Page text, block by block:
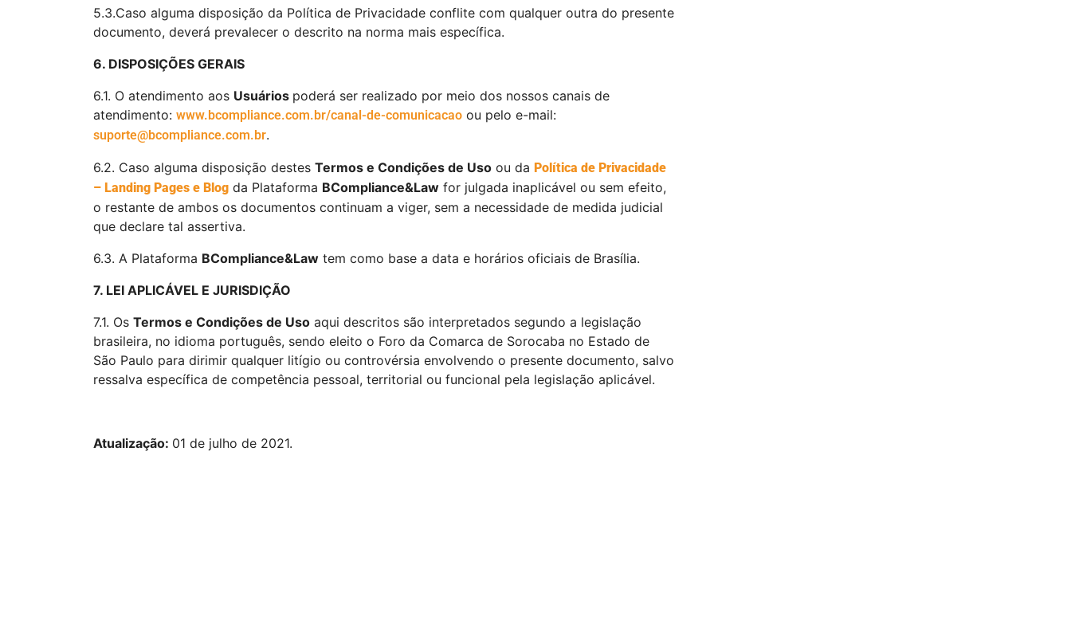
5.3.Caso alguma disposição da Política de Privacidade conflite com qualquer outra do presente
documento, deverá prevalecer o descrito na norma mais específica.
6. DISPOSIÇÕES GERAIS
6.1. O atendimento aos Usuários poderá ser realizado por meio dos nossos canais de
atendimento: www.bcompliance.com.br/canal-de-comunicacao ou pelo e-mail:
suporte@bcompliance.com.br.
6.2. Caso alguma disposição destes Termos e Condições de Uso ou da Política de Privacidade
– Landing Pages e Blog da Plataforma BCompliance&Law for julgada inaplicável ou sem efeito,
o restante de ambos os documentos continuam a viger, sem a necessidade de medida judicial
que declare tal assertiva.
6.3. A Plataforma BCompliance&Law tem como base a data e horários oficiais de Brasília.
7. LEI APLICÁVEL E JURISDIÇÃO
7.1. Os Termos e Condições de Uso aqui descritos são interpretados segundo a legislação
brasileira, no idioma português, sendo eleito o Foro da Comarca de Sorocaba no Estado de
São Paulo para dirimir qualquer litígio ou controvérsia envolvendo o presente documento, salvo
ressalva específica de competência pessoal, territorial ou funcional pela legislação aplicável.
Atualização: 01 de julho de 2021.